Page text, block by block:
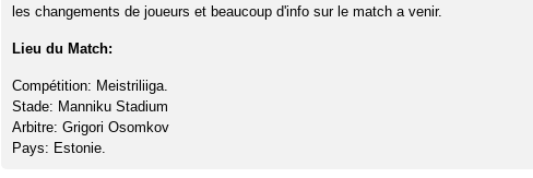
les changements de joueurs et beaucoup d'info sur le match a venir.
Lieu du Match:
Compétition: Meistriliiga.
Stade: Manniku Stadium
Arbitre: Grigori Osomkov
Pays: Estonie.